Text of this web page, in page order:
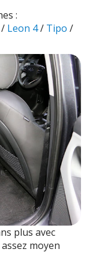
:
/ Leon 4/ Tipo /
plus avec
moyen